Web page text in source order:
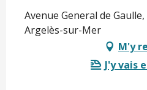
Avenue General de
Argelès-sur-Mer
M'y
J'y vais